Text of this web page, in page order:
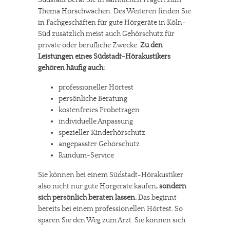
Thema Hörschwächen. Des Weiteren finden Sie
in Fachgeschäften für gute Hörgeräte in Köln-
Süd zusätzlich meist auch Gehörschutz für
private oder berufliche Zwecke. Zu den
Leistungen eines Südstadt-Hörakustikers
gehören häufig auch:
professioneller Hörtest
persönliche Beratung
kostenfreies Probetragen
individuelle Anpassung
spezieller Kinderhörschutz
angepasster Gehörschutz
Rundum-Service
Sie können bei einem Südstadt-Hörakustiker
also nicht nur gute Hörgeräte kaufen, sondern
sich persönlich beraten lassen.Das beginnt
bereits bei einem professionellen Hörtest. So
sparen Sie den Weg zum Arzt. Sie können sich